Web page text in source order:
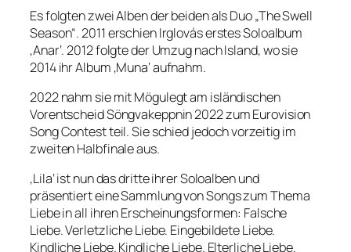
Es folgten zwei Alben der beiden als Duo „The Swell
Season“. 2011 erschien Irglovás erstes Soloalbum
‚Anar‘. 2012 folgte der Umzug nach Island, wo sie
2014 ihr Album ‚Muna‘ aufnahm.
2022 nahm sie mit Mögulegt am isländischen
Vorentscheid Söngvakeppnin 2022 zum Eurovision
Song Contest teil. Sie schied jedoch vorzeitig im
zweiten Halbfinale aus.
‚Lila‘ ist nun das dritte ihrer Soloalben und
präsentiert eine Sammlung von Songs zum Thema
Liebe in all ihren Erscheinungsformen: Falsche
Liebe. Verletzliche Liebe. Eingebildete Liebe.
Kindliche Liebe. Kindliche Liebe. Elterliche Liebe.